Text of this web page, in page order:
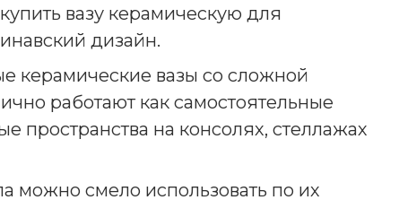
вазу керамическую для
дизайн.
керамические вазы со сложной
работают как самостоятельные
пространства на консолях, стеллажах
можно смело использовать по их